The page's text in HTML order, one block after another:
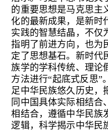
的重要思想是马克思主
化的最新成果，是新时
实践的智慧结晶，不仅
指明了前进方向，也为
定了思想基石。新时代
族学的学科传统、理论
方法进行“起底式反思”
足中华民族悠久历史，
同中国具体实际相结合
相结合，遵循中华民族
逻辑，科学揭示中华民